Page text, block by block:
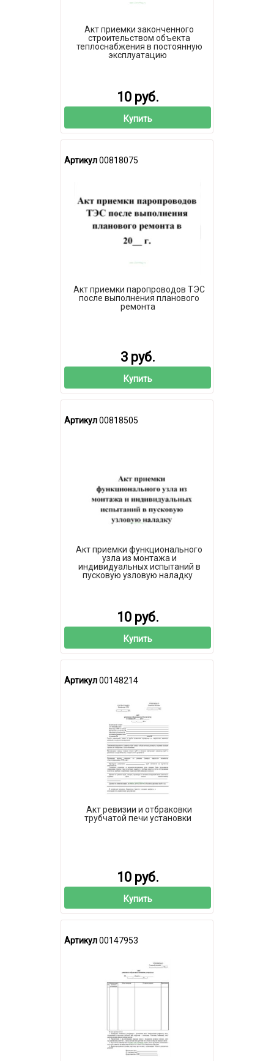
Акт приемки законченного
строительством объекта
теплоснабжения в постоянную
эксплуатацию
10 руб.
Купить
Артикул00818075
Акт приемки паропроводов ТЭС
после выполнения планового
ремонта
3 руб.
Купить
Артикул00818505
Акт приемки функционального
узла из монтажа и
индивидуальных испытаний в
пусковую узловую наладку
10 руб.
Купить
Артикул00148214
Акт ревизии и отбраковки
трубчатой печи установки
10 руб.
Купить
Артикул00147953